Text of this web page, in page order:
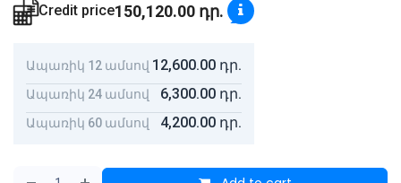
Credit price150,120.00 դր.
Ապառիկ 12 ամսով 12,600.00 դր.
Ապառիկ 24 ամսով 6,300.00 դր.
Ապառիկ 60 ամսով 4,200.00 դր.